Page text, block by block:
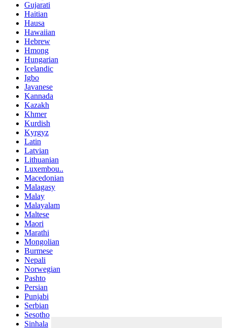
Gujarati
Haitian
Hausa
Hawaiian
Hebrew
Hmong
Hungarian
Icelandic
Igbo
Javanese
Kannada
Kazakh
Khmer
Kurdish
Kyrgyz
Latin
Latvian
Lithuanian
Luxembou..
Macedonian
Malagasy
Malay
Malayalam
Maltese
Maori
Marathi
Mongolian
Burmese
Nepali
Norwegian
Pashto
Persian
Punjabi
Serbian
Sesotho
Sinhala